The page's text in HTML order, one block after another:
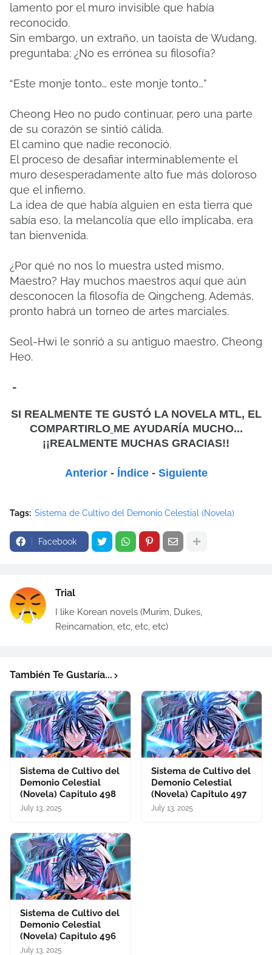
lamento por el muro invisible que había
reconocido.
Sin embargo, un extraño, un taoísta de Wudang,
preguntaba: ¿No es errónea su filosofía?
“Este monje tonto… este monje tonto…”
Cheong Heo no pudo continuar, pero una parte
de su corazón se sintió cálida.
El camino que nadie reconoció.
El proceso de desafiar interminablemente el
muro desesperadamente alto fue más doloroso
que el infierno.
La idea de que había alguien en esta tierra que
sabía eso, la melancolía que ello implicaba, era
tan bienvenida.
¿Por qué no nos lo muestra usted mismo,
Maestro? Hay muchos maestros aquí que aún
desconocen la filosofía de Qingcheng. Además,
pronto habrá un torneo de artes marciales.
Seol-Hwi le sonrió a su antiguo maestro, Cheong
Heo.
-
SI REALMENTE TE GUSTÓ LA NOVELA MTL, EL
COMPARTIRLO ME AYUDARÍA MUCHO...
¡¡REALMENTE MUCHAS GRACIAS!!
Anterior - Índice - Siguiente
Tags: Sistema de Cultivo del Demonio Celestial (Novela)
Facebook
Trial
I like Korean novels (Murim, Dukes,
Reincarnation, etc, etc, etc)
También Te Gustaría...
Sistema de Cultivo del
Demonio Celestial
(Novela) Capitulo 498
July 13, 2025
Sistema de Cultivo del
Demonio Celestial
(Novela) Capitulo 497
July 13, 2025
Sistema de Cultivo del
Demonio Celestial
(Novela) Capitulo 496
July 13, 2025